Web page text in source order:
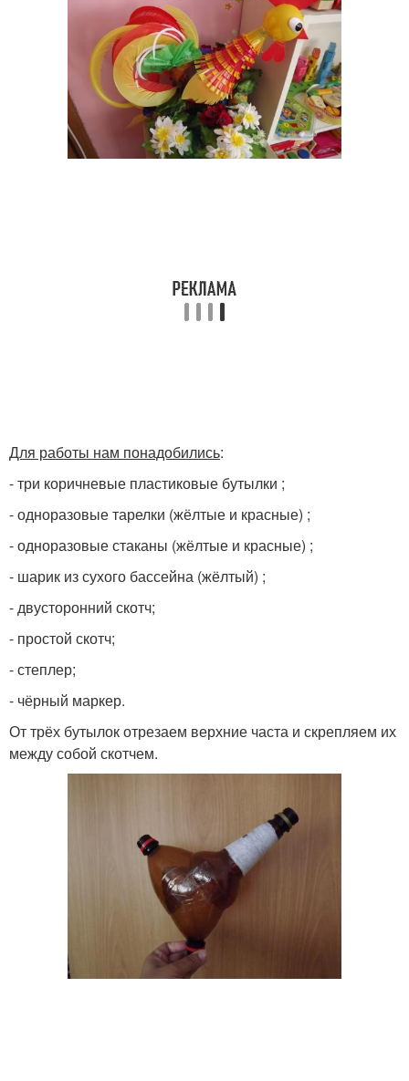
Для работы нам понадобились:
- три коричневые пластиковые бутылки ;
- одноразовые тарелки (жёлтые и красные) ;
- одноразовые стаканы (жёлтые и красные) ;
- шарик из сухого бассейна (жёлтый) ;
- двусторонний скотч;
- простой скотч;
- степлер;
- чёрный маркер.
От трёх бутылок отрезаем верхние часта и скрепляем их
между собой скотчем.